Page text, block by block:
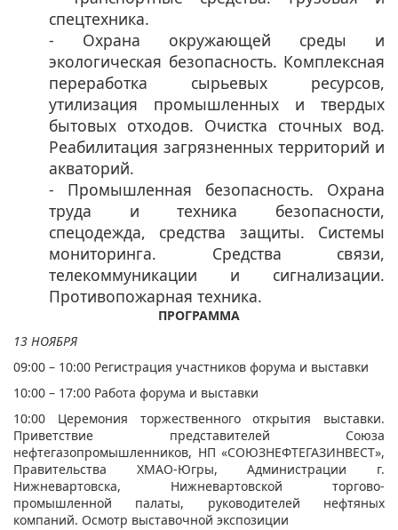
спецтехника.
- Охрана окружающей среды и
экологическая безопасность. Комплексная
переработка сырьевых ресурсов,
утилизация промышленных и твердых
бытовых отходов. Очистка сточных вод.
Реабилитация загрязненных территорий и
акваторий.
- Промышленная безопасность. Охрана
труда и техника безопасности,
спецодежда, средства защиты. Системы
мониторинга. Средства связи,
телекоммуникации и сигнализации.
Противопожарная техника.​
ПРОГРАММА
​13 НОЯБРЯ
09:00 – 10:00 Регистрация участников форума и выставки
10:00 – 17:00 Работа форума и выставки
10:00 Церемония торжественного открытия выставки.
Приветствие представителей Союза
нефтегазопромышленников, НП «СОЮЗНЕФТЕГАЗИНВЕСТ»,
Правительства ХМАО-Югры, Администрации г.
Нижневартовска, Нижневартовской торгово-
промышленной палаты, руководителей нефтяных
компаний. Осмотр выставочной экспозиции